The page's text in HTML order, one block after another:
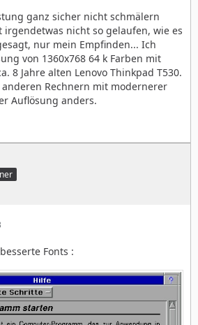
ganz sicher nicht schmälern
irgendetwas nicht so gelaufen, wie es
nur mein Empfinden... Ich
von 1360x768 64 k Farben mit
8 Jahre alten Lenovo Thinkpad T530.
Rechnern mit modernerer
Auflösung anders.
Fonts :